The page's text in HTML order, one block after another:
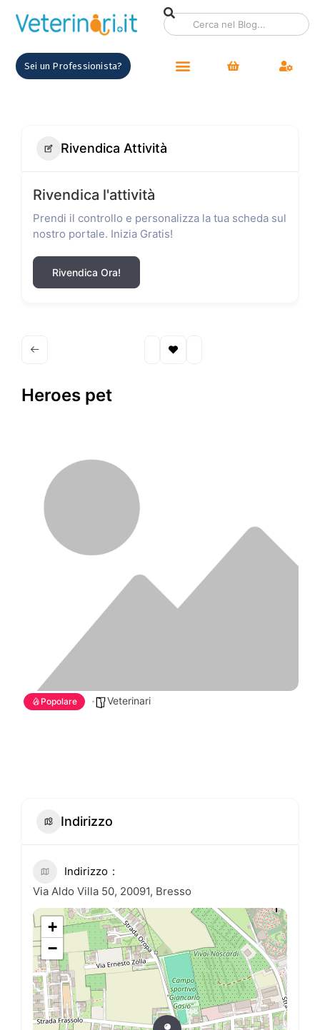
Sei un Professionista?
Rivendica Attività
Rivendica l'attività
Prendi il controllo e personalizza la tua scheda sul
nostro portale. Inizia Gratis!
Rivendica Ora!
Heroes pet
Popolare Veterinari
Indirizzo
Indirizzo
Via Aldo Villa 50, 20091, Bresso
+
−